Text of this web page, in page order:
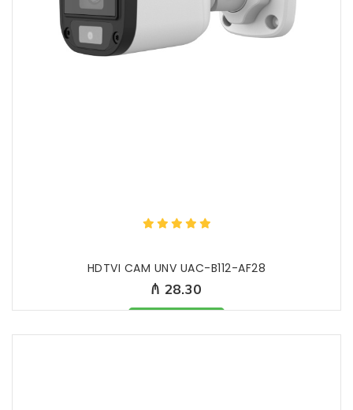
HDTVI CAM UNV UAC-B112-AF28
₼ 28.30
Məhsul mövcuddur